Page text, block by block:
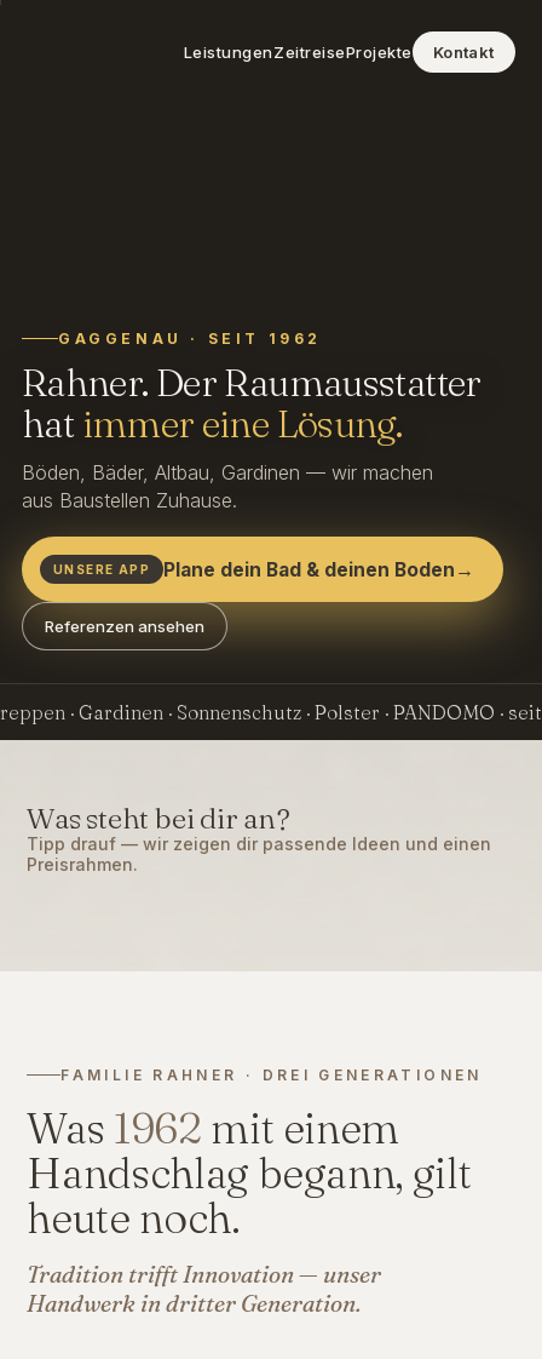
LeistungenZeitreiseProjekte Kontakt
GAGGENAU · SEIT 1962
Rahner. Der Raumausstatter
hat immer eine Lösung.
Böden, Bäder, Altbau, Gardinen — wir machen
aus Baustellen Zuhause.
UNSERE APP Plane dein Bad & deinen Boden →
Referenzen ansehen
· Gardinen · Sonnenschutz · Polster · PANDOMO · seit
Was steht bei dir an?
Tipp drauf — wir zeigen dir passende Ideen und einen
Preisrahmen.
Boden
Parkett · Vinyl ·
Teppich
→
Bad
→
Gardinen &
Sonnenschutz
Vorhänge · Rollos ·
→ Altbau
FAMILIE RAHNER · DREI GENERATIONEN
Was 1962 mit einem
Handschlag begann, gilt
heute noch.
Tradition trifft Innovation — unser
Handwerk in dritter Generation.